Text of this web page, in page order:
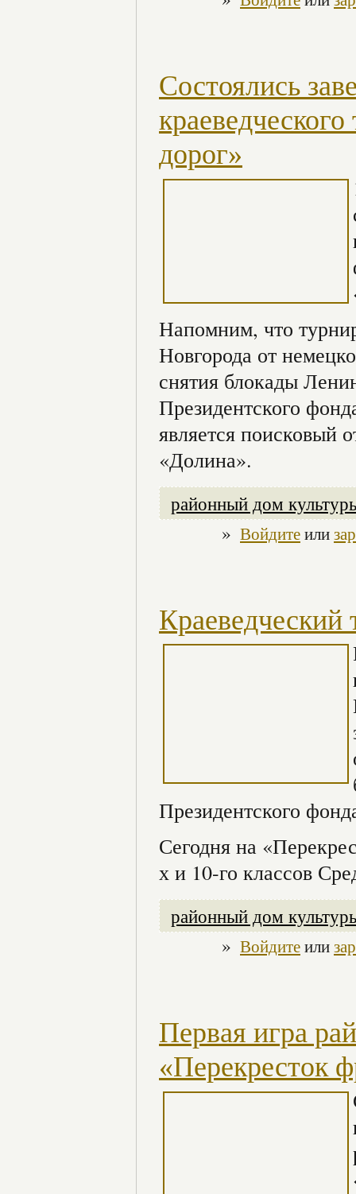
Состоялись
дорог»
Напомним, что
Новгорода от
снятия блокады
Президентского
является поисковый
«Долина».
районный дом
» Войдитеили
Краеведческий
Президентского
Сегодня на
х и 10-го классов
районный дом
» Войдитеили
Первая игра
«Перекресток